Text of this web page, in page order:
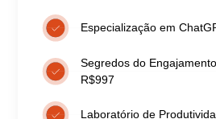
Especialização em
Segredos do
R$997
Laboratório de